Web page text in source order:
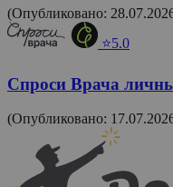
(Опубликовано:
⭐5.0
Спроси Врача
(Опубликовано: